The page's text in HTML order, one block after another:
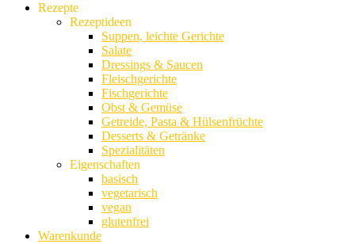
Rezepte
Rezeptideen
Suppen, leichte Gerichte
Salate
Dressings & Saucen
Fleischgerichte
Fischgerichte
Obst & Gemüse
Getreide, Pasta & Hülsenfrüchte
Desserts & Getränke
Spezialitäten
Eigenschaften
basisch
vegetarisch
vegan
glutenfrei
Warenkunde